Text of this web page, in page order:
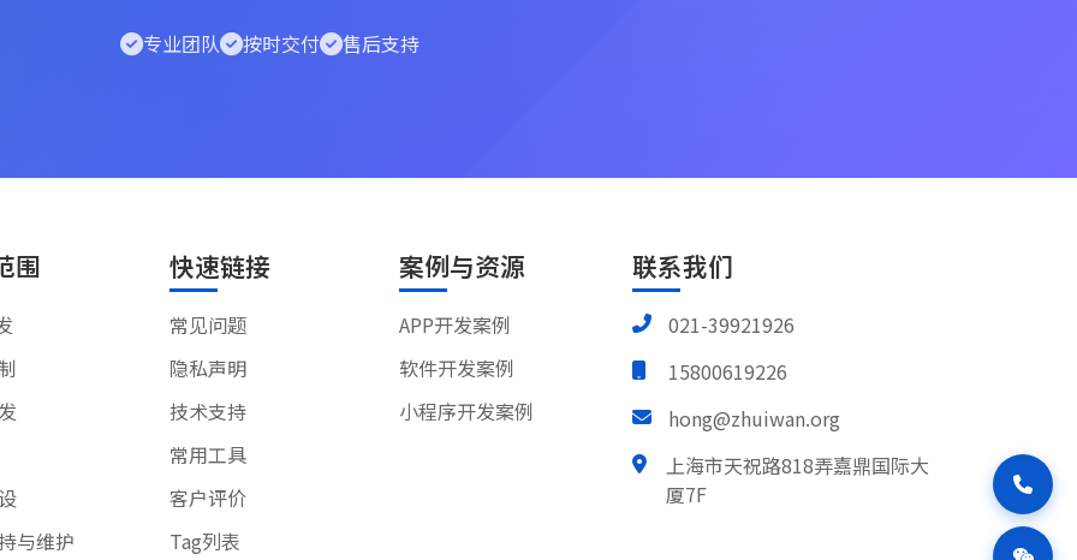
专业团队 按时交付 售后支持
围
与维护
快速链接
常见问题
隐私声明
技术支持
常用工具
客户评价
Tag列表
案例与资源
APP开发案例
软件开发案例
小程序开发案例
联系我们
021-39921926
15800619226
hong@zhuiwan.org
上海市天祝路818弄嘉鼎国际大
厦7F